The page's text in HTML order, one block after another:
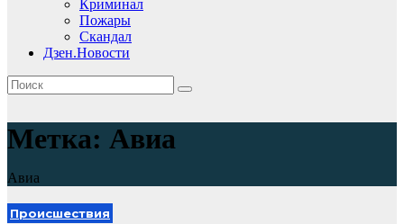
Криминал
Пожары
Скандал
Дзен.Новости
Метка: Авиа
Авиа
Происшествия